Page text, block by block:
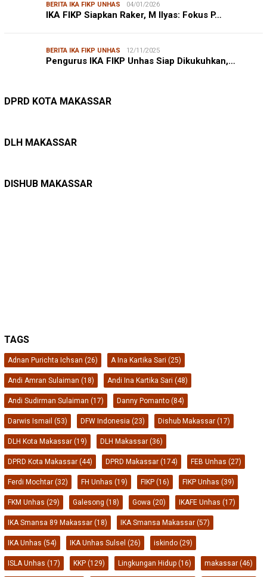
BERITA IKA FIKP UNHAS 04/01/2026
IKA FIKP Siapkan Raker, M Ilyas: Fokus P…
BERITA IKA FIKP UNHAS 12/11/2025
Pengurus IKA FIKP Unhas Siap Dikukuhkan,…
DPRD KOTA MAKASSAR
Kepuasan Publik Tinggi, Andi Makmur Nila…
DLH MAKASSAR
Belanja Pemerintah Bisa Menyelamatkan Hu…
DISHUB MAKASSAR
Pete-pete Laut Makassar Siap Beroperasi …
TAGS
Adnan Purichta Ichsan (26) A Ina Kartika Sari (25)
Andi Amran Sulaiman (18) Andi Ina Kartika Sari (48)
Andi Sudirman Sulaiman (17) Danny Pomanto (84)
Darwis Ismail (53) DFW Indonesia (23) Dishub Makassar (17)
DLH Kota Makassar (19) DLH Makassar (36)
DPRD Kota Makassar (44) DPRD Makassar (174) FEB Unhas (27)
Ferdi Mochtar (32) FH Unhas (19) FIKP (16) FIKP Unhas (39)
FKM Unhas (29) Galesong (18) Gowa (20) IKAFE Unhas (17)
IKA Smansa 89 Makassar (18) IKA Smansa Makassar (57)
IKA Unhas (54) IKA Unhas Sulsel (26) iskindo (29)
ISLA Unhas (17) KKP (129) Lingkungan Hidup (16) makassar (46)